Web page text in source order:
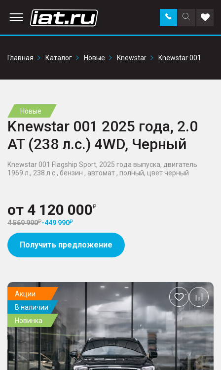
Поиск
по
Заказать
звонок в
Главная
Каталог Новые Knewstar Knewstar 001
Новые
Knewstar 001 2025 года, 2.0
AT (238 л.с.) 4WD, Черный
Knewstar 001 Flagship Sport, 2025 года выпуска, двигатель
1969 л., 238 л.с., бензин , автомат , полный, цвет черный
от 4 120 000
4 569 990 -449 990
Получить предложение
Акции
В наличии
Новинка
Добавить
в
избранное